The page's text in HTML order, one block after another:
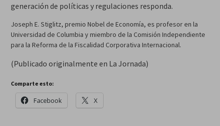
generación de políticas y regulaciones responda.
Joseph E. Stiglitz, premio Nobel de Economía, es profesor en la
Universidad de Columbia y miembro de la Comisión Independiente
para la Reforma de la Fiscalidad Corporativa Internacional.
(Publicado originalmente en La Jornada)
Comparte esto:
Facebook X